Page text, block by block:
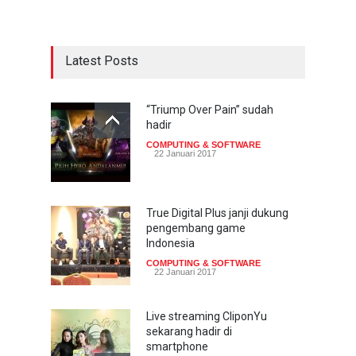
Latest Posts
“Triump Over Pain” sudah
hadir
COMPUTING & SOFTWARE
22 Januari 2017
True Digital Plus janji dukung
pengembang game
Indonesia
COMPUTING & SOFTWARE
22 Januari 2017
Live streaming CliponYu
sekarang hadir di
smartphone